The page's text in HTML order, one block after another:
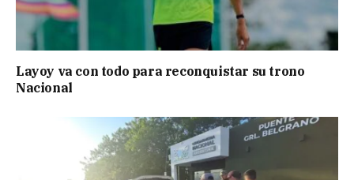
Layoy va con todo para reconquistar su trono
Nacional